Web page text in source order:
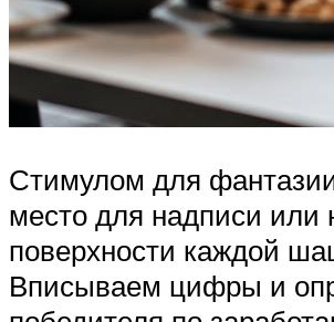
Стимулом для
место для надписи или
поверхности каждой
Вписываем цифры и